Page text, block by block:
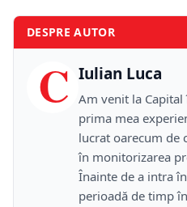
DESPRE AUTOR
C Iulian Luca
Am venit la
prima mea
lucrat oarecum de
în monitorizarea
Înainte de a intra
perioadă de timp